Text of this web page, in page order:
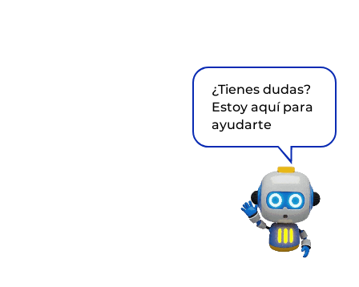
¿Tienes dudas?
Estoy aquí para
ayudarte